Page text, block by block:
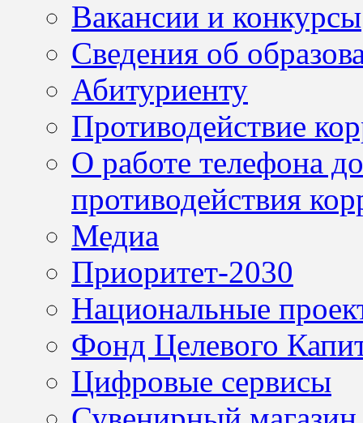
Вакансии и конкурсы
Сведения об
Абитуриенту
Противодействие
О работе телефона
противодействия
Медиа
Приоритет-2030
Национальные
Фонд Целевого
Цифровые сервисы